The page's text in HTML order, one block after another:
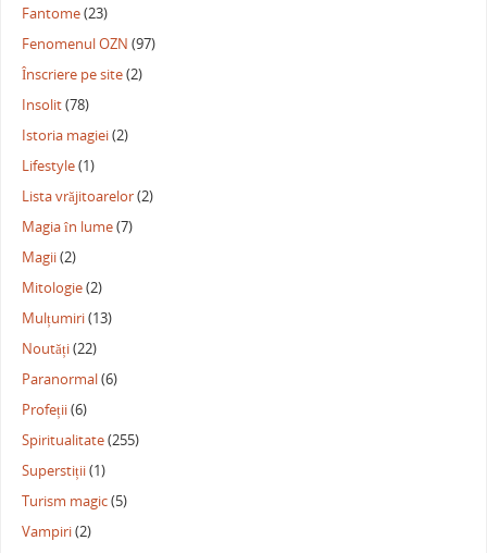
Fantome(23)
Fenomenul OZN (97)
Înscriere pe site(2)
Insolit(78)
Istoria magiei(2)
Lifestyle(1)
Lista vrăjitoarelor(2)
Magia în lume(7)
Magii(2)
Mitologie(2)
Mulțumiri(13)
Noutăți(22)
Paranormal(6)
Profeții(6)
Spiritualitate(255)
Superstiții(1)
Turism magic(5)
Vampiri(2)